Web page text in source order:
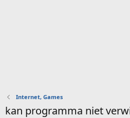
Internet, Games
kan programma niet